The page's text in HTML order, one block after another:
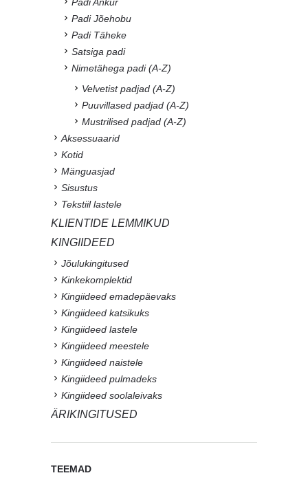
Padi Jõehobu
Padi Täheke
Satsiga padi
Nimetähega padi (A-Z)
Velvetist padjad (A-Z)
Puuvillased padjad (A-Z)
Mustrilised padjad (A-Z)
Aksessuaarid
Kotid
Mänguasjad
Sisustus
Tekstiil lastele
KLIENTIDE LEMMIKUD
KINGIIDEED
Jõulukingitused
Kinkekomplektid
Kingiideed emadepäevaks
Kingiideed katsikuks
Kingiideed lastele
Kingiideed meestele
Kingiideed naistele
Kingiideed pulmadeks
Kingiideed soolaleivaks
ÄRIKINGITUSED
TEEMAD